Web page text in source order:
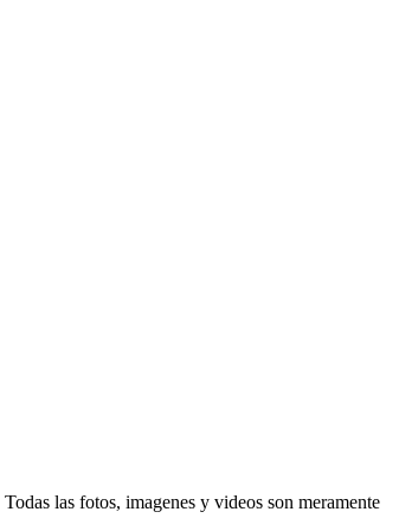
las fotos, imagenes y videos son meramente